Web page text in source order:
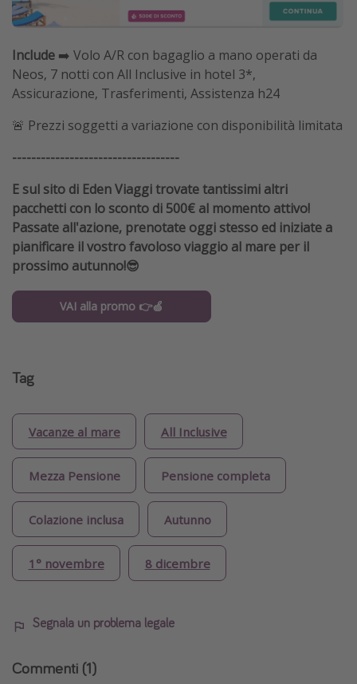
Include ➡️ Volo A/R con bagaglio a mano operati da
Neos, 7 notti con All Inclusive in hotel 3*,
Assicurazione, Trasferimenti, Assistenza h24
🚨 Prezzi soggetti a variazione con disponibilità limitata
-----------------------------------
E sul sito di Eden Viaggi trovate tantissimi altri
pacchetti con lo sconto di 500€ al momento attivo!
Passate all'azione, prenotate oggi stesso ed iniziate a
pianificare il vostro favoloso viaggio al mare per il
prossimo autunno!😎
VAI alla promo 👉🍏
Tag
Vacanze al mare All Inclusive
Mezza Pensione Pensione completa
Colazione inclusa Autunno
1° novembre 8 dicembre
Segnala un problema legale
Commenti (1)